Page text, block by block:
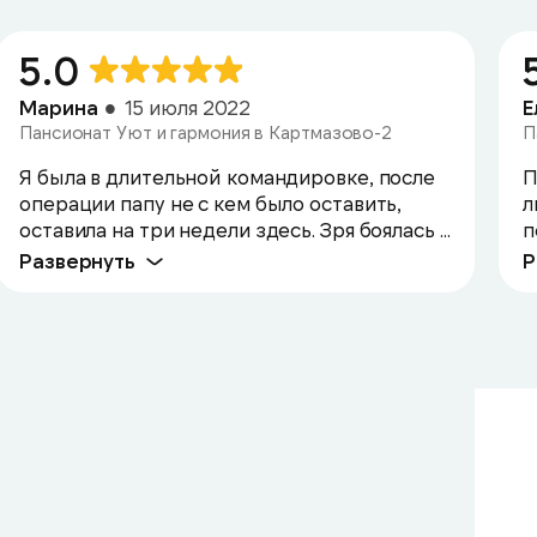
5.0
Марина 15 июля 2022
Пансионат Уют и гармония в Картмазово-2
Я была в длительной командировке, после
операции папу не с кем было оставить,
оставила на три недели здесь. Зря боялась ...
Развернуть